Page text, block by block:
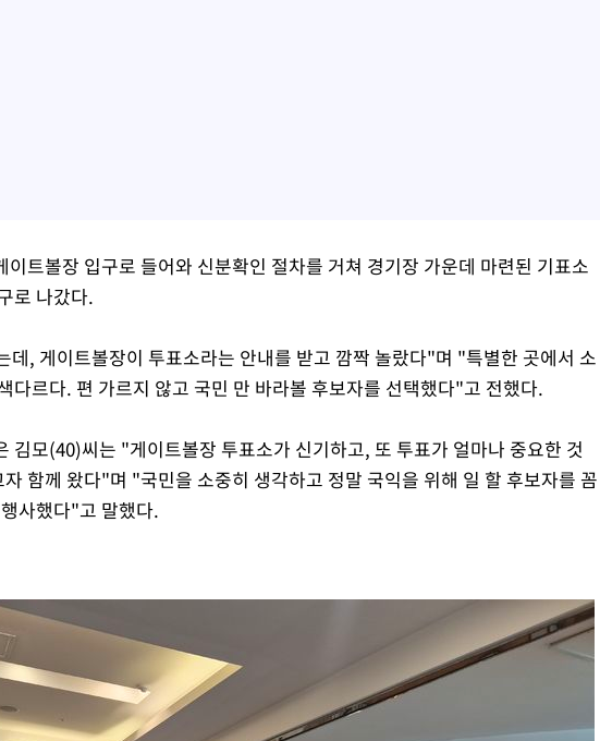
이트볼장 입구로 들어와 신분확인 절차를 거쳐 경기장 가운데 마련된 기표소
로 나갔다.
데, 게이트볼장이 투표소라는 안내를 받고 깜짝 놀랐다"며 "특별한 곳에서 소
다르다. 편 가르지 않고 국민 만 바라볼 후보자를 선택했다"고 전했다.
김모(40)씨는 "게이트볼장 투표소가 신기하고, 또 투표가 얼마나 중요한 것
함께 왔다"며 "국민을 소중히 생각하고 정말 국익을 위해 일 할 후보자를 꼼
사했다"고 말했다.